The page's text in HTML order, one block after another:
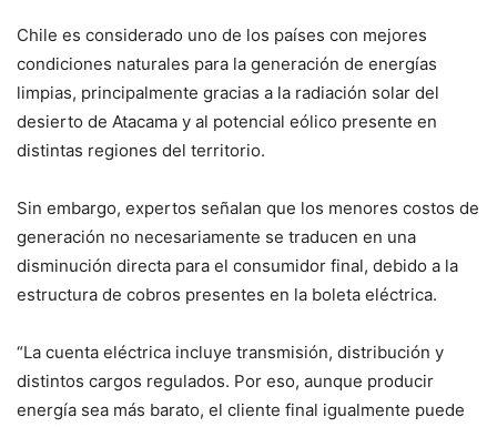
Chile es considerado uno de los países con mejores
condiciones naturales para la generación de energías
limpias, principalmente gracias a la radiación solar del
desierto de Atacama y al potencial eólico presente en
distintas regiones del territorio.
Sin embargo, expertos señalan que los menores costos de
generación no necesariamente se traducen en una
disminución directa para el consumidor final, debido a la
estructura de cobros presentes en la boleta eléctrica.
“La cuenta eléctrica incluye transmisión, distribución y
distintos cargos regulados. Por eso, aunque producir
energía sea más barato, el cliente final igualmente puede